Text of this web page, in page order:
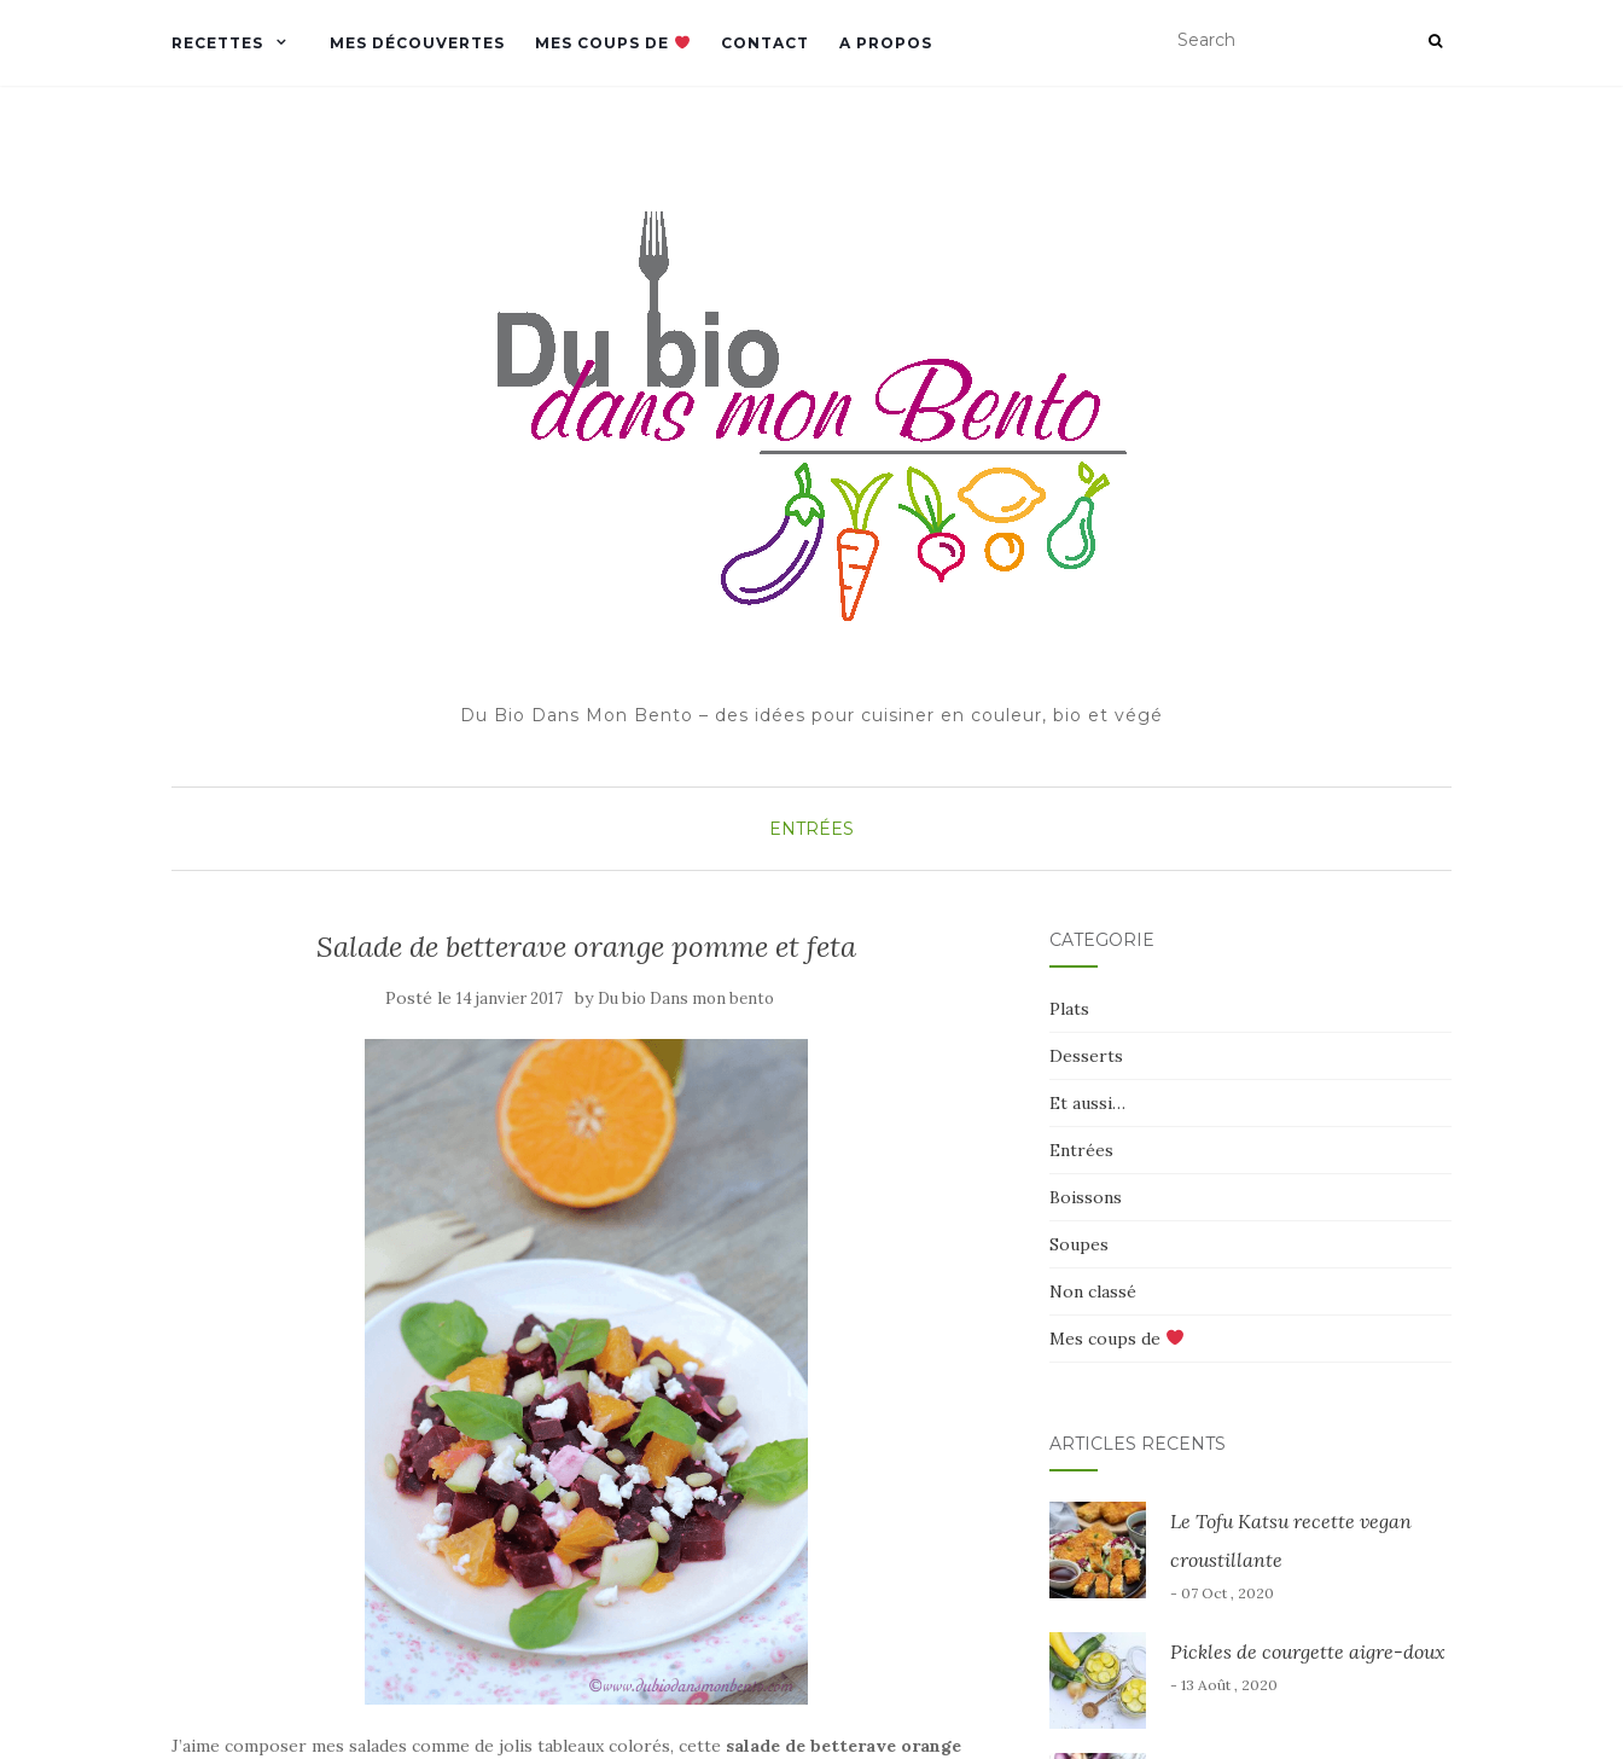
RECETTES MES DÉCOUVERTES MES COUPS DE CONTACT A PROPOS
Du Bio Dans Mon Bento – des idées pour cuisiner en couleur, bio et végé
ENTRÉES
Salade de betterave orange pomme et feta
Posté le14 janvier 2017 by Du bio Dans mon bento
J’aime composer mes salades comme de jolis tableaux colorés, cette salade de betterave orange
CATÉGORIE
Plats
Desserts
Et aussi…
Entrées
Boissons
Soupes
Non classé
Mes coups de
ARTICLES RÉCENTS
Le Tofu Katsu recette vegan
croustillante
- 07 Oct , 2020
Pickles de courgette aigre-doux
- 13 Août , 2020